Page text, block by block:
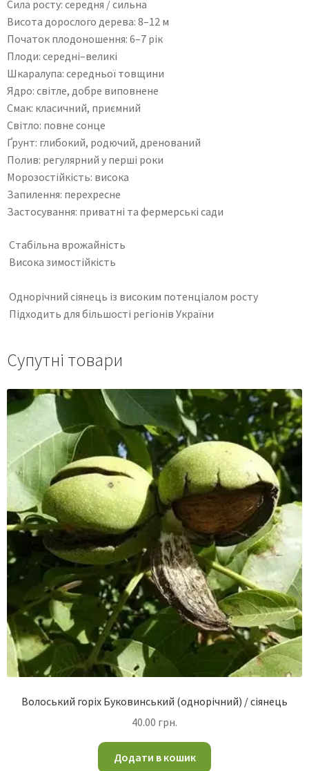
Сила росту: середня / сильна
Висота дорослого дерева: 8–12 м
Початок плодоношення: 6–7 рік
Плоди: середні–великі
Шкаралупа: середньої товщини
Ядро: світле, добре виповнене
Смак: класичний, приємний
Світло: повне сонце
Ґрунт: глибокий, родючий, дренований
Полив: регулярний у перші роки
Морозостійкість: висока
Запилення: перехресне
Застосування: приватні та фермерські сади
Стабільна врожайність
Висока зимостійкість
Однорічний сіянець із високим потенціалом росту
Підходить для більшості регіонів України
Супутні товари
Волоський горіх Буковинський (однорічний) / сіянець
40.00 грн.
Додати в кошик